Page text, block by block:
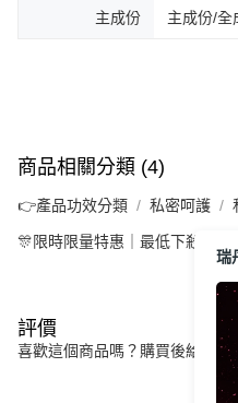
主成份 主成份/全
商品相關分類 (4)
👉產品功效分類 私密呵護
🎊限時限量特惠｜最低下殺3折
評價
喜歡這個商品嗎？購買後給他一
瑞